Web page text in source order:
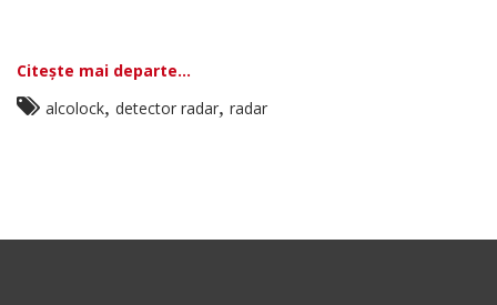
Citește mai departe...
alcolock, detector radar, radar